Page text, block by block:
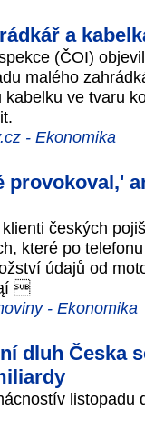
a
(ČOI)
malého
ve tvaru
- Ekonomika
provokoval,'
českých
které po
údajů od

- Ekonomika
dluh Česka
listopadu